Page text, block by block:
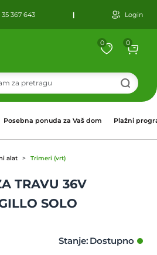
35 367 643 | Login
0 0
Posebna ponuda za Vaš dom Plažni
alat Trimeri (vrt)
TRAVU 36V
SOLO
Stanje: